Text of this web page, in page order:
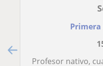
Profesor nativo, cualificado,